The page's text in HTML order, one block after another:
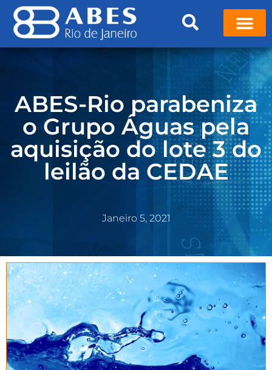
ABES-Rio parabeniza
o Grupo Águas pela
aquisição do lote 3 do
leilão da CEDAE
Janeiro 5, 2021